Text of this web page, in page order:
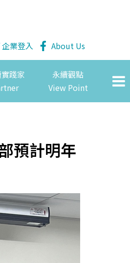
企業登入 About Us
踐家
永續觀點
View Point
預計明年